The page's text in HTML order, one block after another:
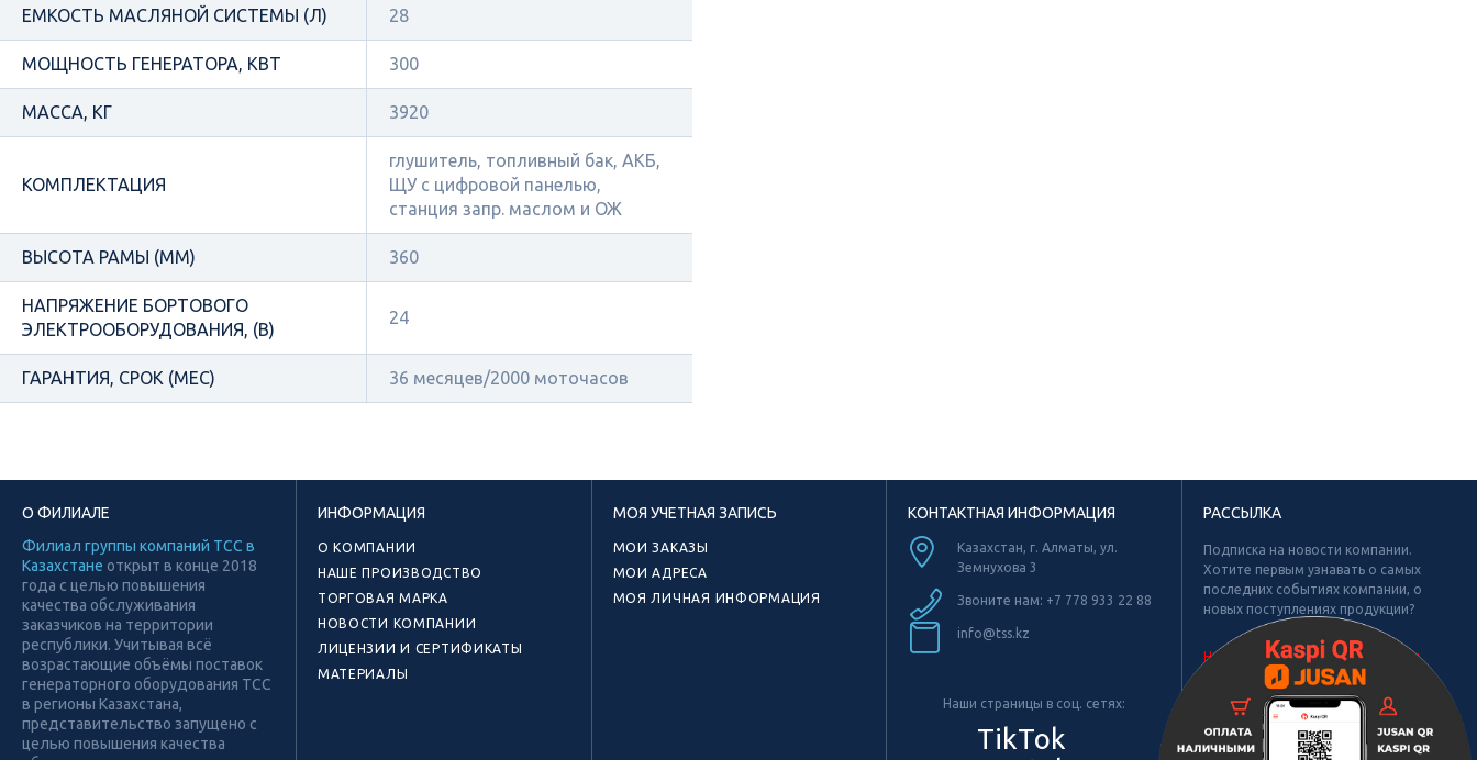
ЕМКОСТЬ МАСЛЯНОЙ СИСТЕМЫ (Л) 28
МОЩНОСТЬ ГЕНЕРАТОРА, КВТ 300
МАССА, КГ 3920
КОМПЛЕКТАЦИЯ
глушитель, топливный бак, АКБ,
ЩУ с цифровой панелью,
станция запр. маслом и ОЖ
ВЫСОТА РАМЫ (ММ) 360
НАПРЯЖЕНИЕ БОРТОВОГО
ЭЛЕКТРООБОРУДОВАНИЯ, (В)
24
ГАРАНТИЯ, СРОК (МЕС) 36 месяцев/2000 моточасов
О ФИЛИАЛЕ
Филиал группы компаний ТСС в
Казахстане открыт в конце 2018
года с целью повышения
качества обслуживания
заказчиков на территории
республики. Учитывая всё
возрастающие объёмы поставок
генераторного оборудования ТСС
в регионы Казахстана,
представительство запущено с
целью повышения качества
ИНФОРМАЦИЯ
О КОМПАНИИ
НАШЕ ПРОИЗВОДСТВО
ТОРГОВАЯ МАРКА
НОВОСТИ КОМПАНИИ
ЛИЦЕНЗИИ И СЕРТИФИКАТЫ
МАТЕРИАЛЫ
МОЯ УЧЕТНАЯ ЗАПИСЬ
МОИ ЗАКАЗЫ
МОИ АДРЕСА
МОЯ ЛИЧНАЯ ИНФОРМАЦИЯ
КОНТАКТНАЯ ИНФОРМАЦИЯ
Казахстан, г. Алматы, ул.
Земнухова 3
Звоните нам: +7 778 933 22 88
info@tss.kz
Наши страницы в соц. сетях:
TikTok
РАССЫЛКА
Подписка на новости компании.
Хотите первым узнавать о самых
последних событиях компании, о
новых поступлениях продукции?
Не найдено рубрик для подписки.